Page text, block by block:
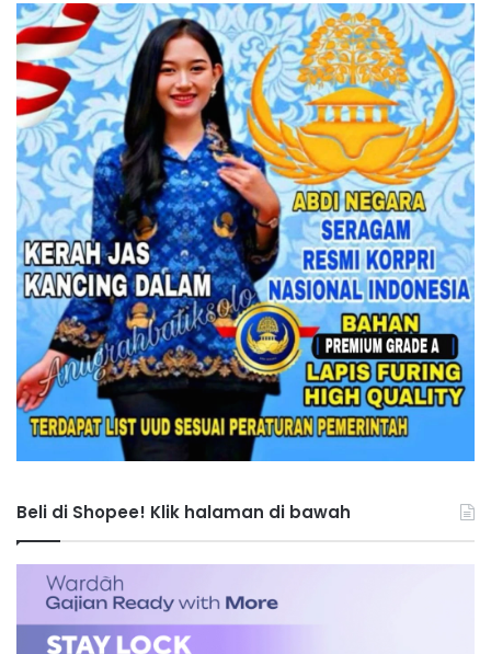
Beli di Shopee! Klik halaman di bawah